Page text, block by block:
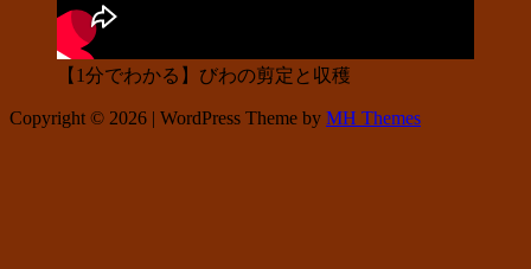
【1分でわかる】びわの剪定と収穫
Copyright © 2026 | WordPress Theme by MH Themes